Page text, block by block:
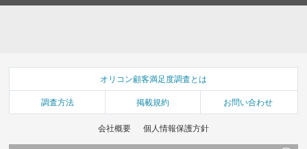
オリコン顧客満足度調査とは
調査方法 掲載規約 お問い合わせ
会社概要 個人情報保護方針